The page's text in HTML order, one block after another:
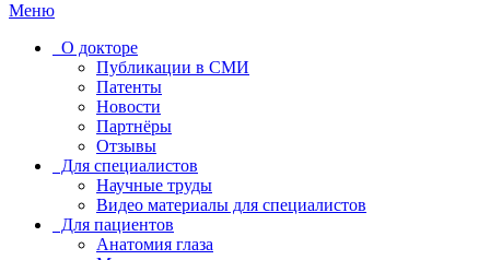
Меню
О докторе
Публикации в СМИ
Патенты
Новости
Партнёры
Отзывы
Для специалистов
Научные труды
Видео материалы для специалистов
Для пациентов
Анатомия глаза